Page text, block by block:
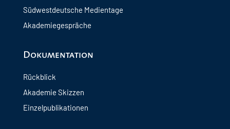
Südwestdeutsche Medientage
Akademiegespräche
Dokumentation
Rückblick
Akademie Skizzen
Einzelpublikationen